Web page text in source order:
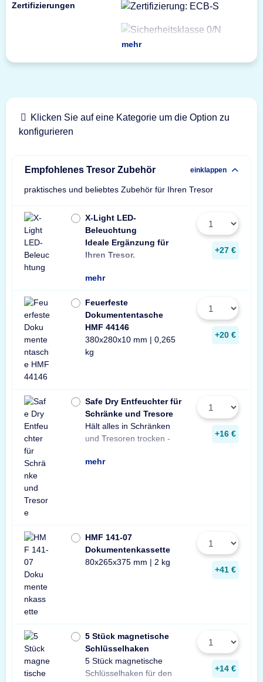
Zertifizierungen
mehr
Klicken Sie auf eine Kategorie um die Option zu
konfigurieren
Empfohlenes Tresor Zubehör einklappen
praktisches und beliebtes Zubehör für Ihren Tresor
X-Light LED-
Beleuchtung
Ideale Ergänzung für
Ihren Tresor.
Wir empfehlen
Leuchte pro
ein Stück
mehr
+27 €
Feuerfeste
Dokumententasche
HMF 44146
380x280x10 mm | 0,265
kg
+20 €
Safe Dry Entfeuchter für
Schränke und Tresore
Hält alles in Schränken
und Tresoren trocken -
Praktischer Entfeuchter
aus Naturgranulat für
Tresore und Schränke
gegen Rost, Schimmel
mehr
+16 €
HMF 141-07
Dokumentenkassette
80x265x375 mm | 2 kg
+41 €
5 Stück magnetische
Schlüsselhaken
5 Stück magnetische
Schlüsselhaken für den
Innenraum Ihres Tresors.
Die einfache, praktische
und sichere Lösung zur
Aufbewahrung von
Schlüsseln in Ihrem
+14 €